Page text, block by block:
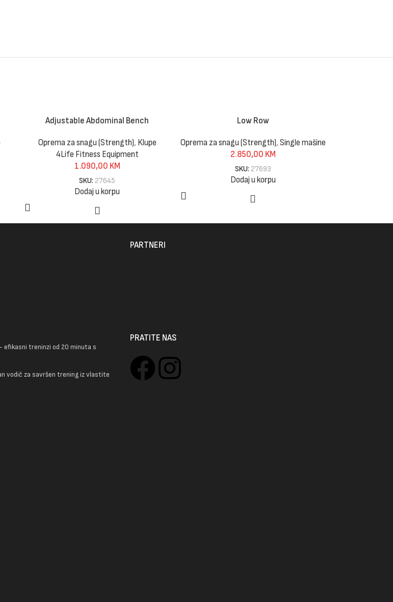
Adjustable Abdominal Bench
Oprema za snagu (Strength), Klupe
4Life Fitness Equipment
1.090,00 KM
SKU: 27645
Dodaj u korpu
Low Row
Oprema za snagu (Strength), Single mašine
2.850,00 KM
SKU: 27693
Dodaj u korpu
efikasni treninzi od 20 minuta s
vodič za savršen trening iz vlastite
PARTNERI
PRATITE NAS